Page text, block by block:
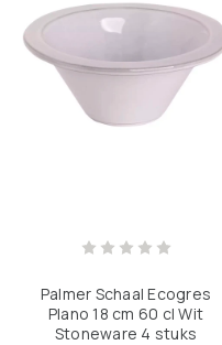
Palmer Schaal Ecogres
Plano 18 cm 60 cl Wit
Stoneware 4 stuks